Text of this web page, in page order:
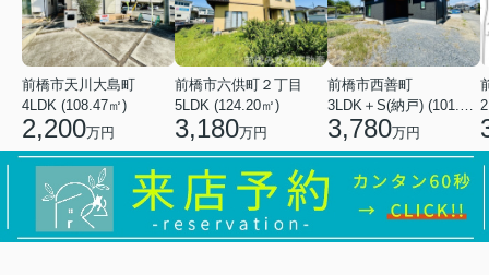
前橋市天川大島町
4LDK (108.47㎡)
2,200万円
前橋市六供町２丁目
5LDK (124.20㎡)
3,180万円
前橋市西善町
3,780万円